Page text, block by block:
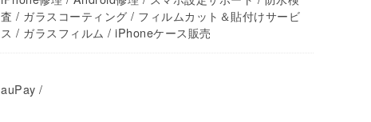
査 / ガラスコーティング / フィルムカット＆貼付けサービ
ス / ガラスフィルム / iPhoneケース販売
auPay /